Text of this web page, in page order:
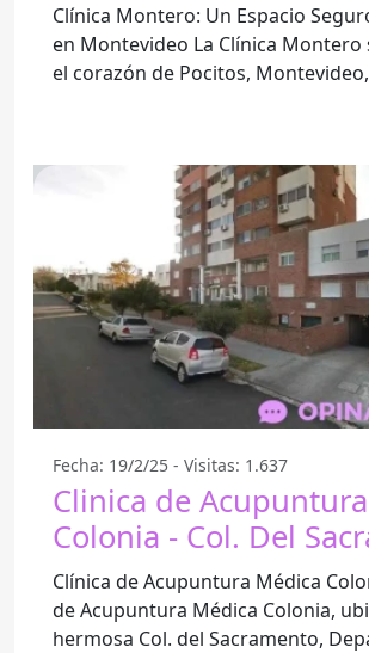
Clínica Montero: Un Espacio
en Montevideo La Clínica Montero se ubica en
el corazón de Pocitos,
Fecha: 19/2/25 - Visitas: 1.637
Clinica de
Colonia - Col. Del
Clínica de Acupuntura Médica Colonia La
de Acupuntura Médica Colonia,
hermosa Col. del Sacramento,